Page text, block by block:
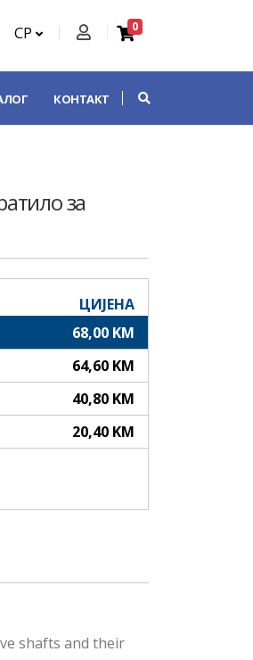
СР 0
КОНТАКТ
за
ЦИЈЕНА
68,00 KM
64,60 KM
40,80 KM
20,40 KM
shafts and their